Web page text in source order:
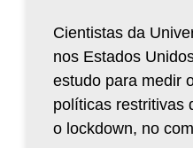
Cientistas da
nos Estados
estudo para medir
políticas restritivas
o lockdown, no